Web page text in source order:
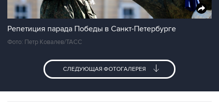
Репетиция парада Победы в Санкт-Петербурге
Фото: Петр Ковалев/ТАСС
СЛЕДУЮЩАЯ ФОТОГАЛЕРЕЯ